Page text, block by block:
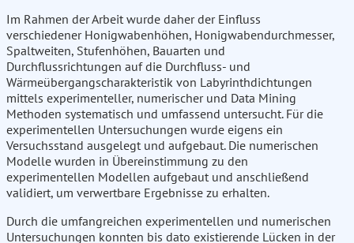
Im Rahmen der Arbeit wurde daher der Einfluss
verschiedener Honigwabenhöhen, Honigwabendurchmesser,
Spaltweiten, Stufenhöhen, Bauarten und
Durchflussrichtungen auf die Durchfluss- und
Wärmeübergangscharakteristik von Labyrinthdichtungen
mittels experimenteller, numerischer und Data Mining
Methoden systematisch und umfassend untersucht. Für die
experimentellen Untersuchungen wurde eigens ein
Versuchsstand ausgelegt und aufgebaut. Die numerischen
Modelle wurden in Übereinstimmung zu den
experimentellen Modellen aufgebaut und anschließend
validiert, um verwertbare Ergebnisse zu erhalten.
Durch die umfangreichen experimentellen und numerischen
Untersuchungen konnten bis dato existierende Lücken in der